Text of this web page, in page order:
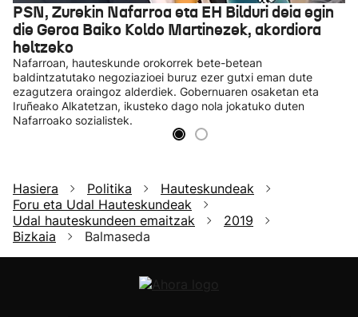
PSN, Zurekin Nafarroa eta EH Bilduri deia egin
die Geroa Baiko Koldo Martinezek, akordiora
heltzeko
Nafarroan, hauteskunde orokorrek bete-betean
baldintzatutako negoziazioei buruz ezer gutxi eman dute
ezagutzera oraingoz alderdiek. Gobernuaren osaketan eta
Iruñeako Alkatetzan, ikusteko dago nola jokatuko duten
Nafarroako sozialistek.
Hasiera Politika
Hauteskundeak
Foru eta Udal Hauteskundeak
Udal hauteskundeen emaitzak
2019
Bizkaia
Balmaseda